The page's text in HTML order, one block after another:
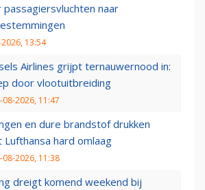
passagiersvluchten naar
13:54
Airlines grijpt ternauwernood in:
door vlootuitbreiding
08-2026, 11:47
en dure brandstof drukken
Lufthansa hard omlaag
08-2026, 11:38
dreigt komend weekend bij